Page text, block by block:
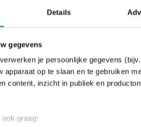
Details
gegevens
verwerken je persoonlijke gegevens
apparaat op te slaan en te gebruiken
content, inzicht in publiek en
graag:
black, black/gold